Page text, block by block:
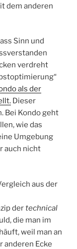
dem anderen
Sinn und
verdreht
als der
Dieser
Bei Kondo geht
wie das
Umgebung
auch nicht
aus der
dertechnical
die man im
weil man an
anderen Ecke